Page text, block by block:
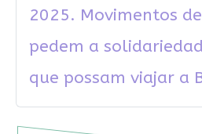
2025. Movimentos
pedem a
que possam viajar a